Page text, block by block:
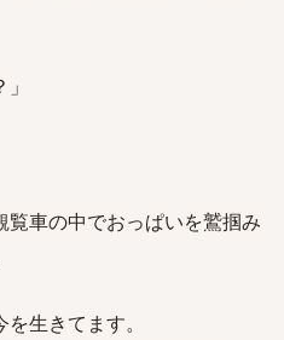
車の中でおっぱいを鷲掴み
生きてます。